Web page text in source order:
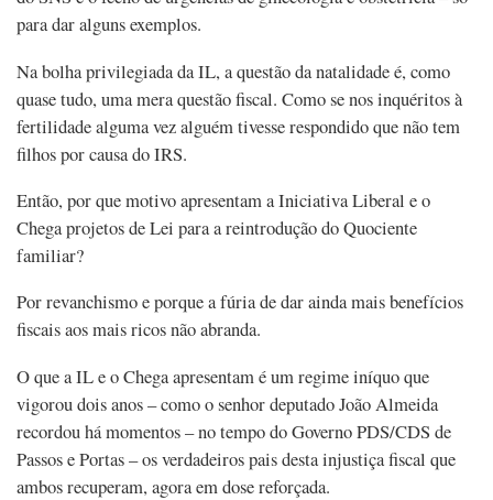
para dar alguns exemplos.
Na bolha privilegiada da IL, a questão da natalidade é, como
quase tudo, uma mera questão fiscal. Como se nos inquéritos à
fertilidade alguma vez alguém tivesse respondido que não tem
filhos por causa do IRS.
Então, por que motivo apresentam a Iniciativa Liberal e o
Chega projetos de Lei para a reintrodução do Quociente
familiar?
Por revanchismo e porque a fúria de dar ainda mais benefícios
fiscais aos mais ricos não abranda.
O que a IL e o Chega apresentam é um regime iníquo que
vigorou dois anos – como o senhor deputado João Almeida
recordou há momentos – no tempo do Governo PDS/CDS de
Passos e Portas – os verdadeiros pais desta injustiça fiscal que
ambos recuperam, agora em dose reforçada.